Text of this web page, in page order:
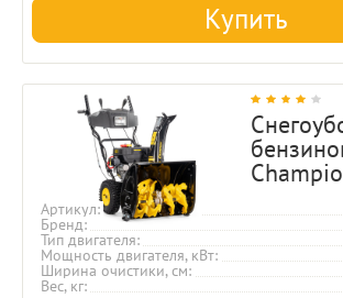
Купить
Артикул
Бренд
Тип двигателя
Мощность двигателя, кВт
Ширина очистики, см
Вес, кг